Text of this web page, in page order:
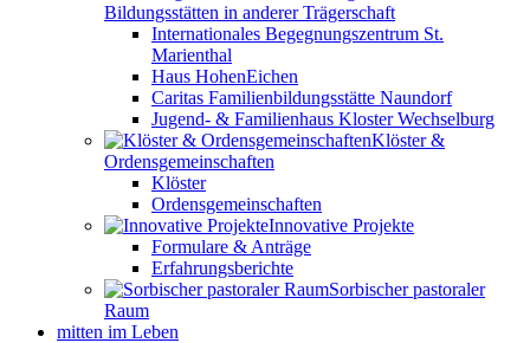
Bildungsstätten in anderer Trägerschaft
Internationales Begegnungszentrum St.
Marienthal
Haus HohenEichen
Caritas Familienbildungsstätte Naundorf
Jugend- & Familienhaus Kloster Wechselburg
Klöster &
Ordensgemeinschaften
Klöster
Ordensgemeinschaften
Innovative Projekte
Formulare & Anträge
Erfahrungsberichte
Sorbischer pastoraler
Raum
mitten im Leben